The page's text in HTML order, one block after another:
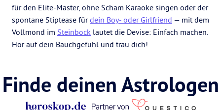
für den Elite-Master, ohne Scham Karaoke singen oder der
spontane Stiptease fürdein Boy- oder Girlfriend — mit dem
Vollmond im Steinbock lautet die Devise: Einfach machen.
Hör auf dein Bauchgefühl und trau dich!
Finde deinen Astrologen